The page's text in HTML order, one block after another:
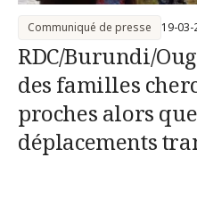
RDC/Burundi/
des familles
proches alors
déplacements
Communiqué de presse 19-03-